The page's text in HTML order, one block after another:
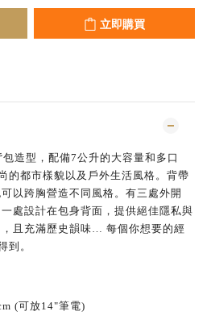
立即購買
造型，配備7公升的大容量和多口
的都市樣貌以及戶外生活風格。背帶
以跨胸營造不同風格。有三處外開
處設計在包身背面，提供絕佳隱私與
且充滿歷史韻味… 每個你想要的經
到。
(可放14"筆電)